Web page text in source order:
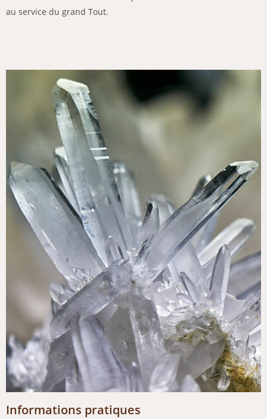
au service du grand Tout.
Informations pratiques